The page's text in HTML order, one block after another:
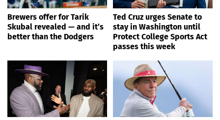
Brewers offer for Tarik
Skubal revealed — and it’s
better than the Dodgers
Ted Cruz urges Senate to
stay in Washington until
Protect College Sports Act
passes this week